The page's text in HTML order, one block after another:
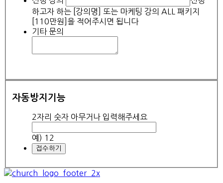
하고자 하는 [강의명] 또는 마케팅 강의 ALL 패키지
[110만원]을 적어주시면 됩니다
기타 문의
자동방지기능
2자리 숫자 아무거나 입력해주세요
예) 12